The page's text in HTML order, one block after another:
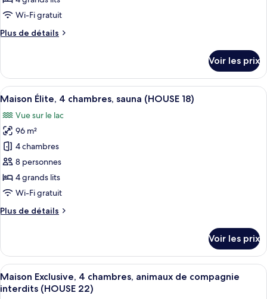
9)
de
chambre :
Maison
chambres
(HOUSE
29)
Wi-Fi gratuit
Plus de détails
Plus
le
type
de
Maison
Design,
4
chambres
(HOUSE
29)
Voir les prix
Afficher
toutes
les
photos
pour
ce
type
de
chambre :
Maison
chambres,
sauna
(HOUSE
Un lit bien fait, avec une couverture
11
Maison Élite, 4 chambres, sauna (HOUSE 18)
Vue sur le lac
96 m²
4 chambres
8 personnes
4 grands lits
Wi-Fi gratuit
Plus de détails
Plus
le
type
de
chambre
Voir les prix
Afficher
toutes
Une chambre avec un lit en bois,
13
Maison Exclusive, 4 chambres, animaux de compagnie
interdits (HOUSE 22)